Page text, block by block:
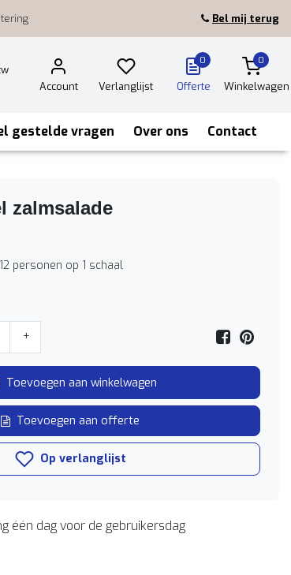
Bel mij terug
Account
Verlanglijst
0
Offerte
0
Winkelwagen
gestelde vragen Over ons Contact
zalmsalade
personen op 1 schaal
+
Toevoegen aan winkelwagen
Toevoegen aan offerte
Op verlanglijst
één dag voor de gebruikersdag